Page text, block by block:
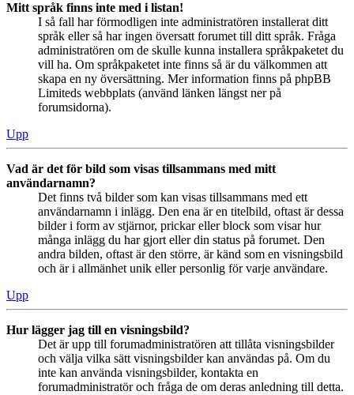
Mitt språk finns inte med i listan!
I så fall har förmodligen inte administratören installerat ditt
språk eller så har ingen översatt forumet till ditt språk. Fråga
administratören om de skulle kunna installera språkpaketet du
vill ha. Om språkpaketet inte finns så är du välkommen att
skapa en ny översättning. Mer information finns på phpBB
Limiteds webbplats (använd länken längst ner på
forumsidorna).
Upp
Vad är det för bild som visas tillsammans med mitt
användarnamn?
Det finns två bilder som kan visas tillsammans med ett
användarnamn i inlägg. Den ena är en titelbild, oftast är dessa
bilder i form av stjärnor, prickar eller block som visar hur
många inlägg du har gjort eller din status på forumet. Den
andra bilden, oftast är den större, är känd som en visningsbild
och är i allmänhet unik eller personlig för varje användare.
Upp
Hur lägger jag till en visningsbild?
Det är upp till forumadministratören att tillåta visningsbilder
och välja vilka sätt visningsbilder kan användas på. Om du
inte kan använda visningsbilder, kontakta en
forumadministratör och fråga de om deras anledning till detta.